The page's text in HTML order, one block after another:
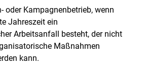
oder Kampagnenbetrieb, wenn
Jahreszeit ein
Arbeitsanfall besteht, der nicht
Maßnahmen
kann.